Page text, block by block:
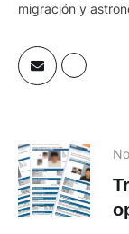
migración y